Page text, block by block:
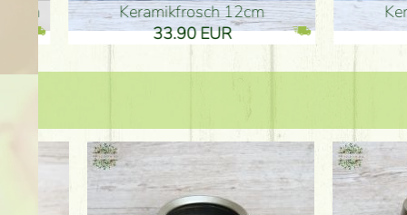
Keramikfrosch 12cm
33.90 EUR